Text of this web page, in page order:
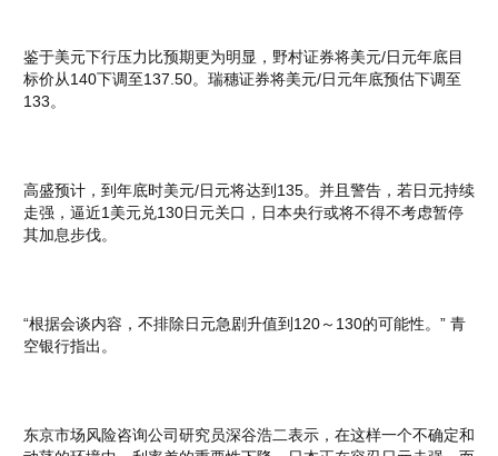
鉴于美元下行压力比预期更为明显，野村证券将美元/日元年底目
标价从140下调至137.50。瑞穗证券将美元/日元年底预估下调至
133。
高盛预计，到年底时美元/日元将达到135。并且警告，若日元持续
走强，逼近1美元兑130日元关口，日本央行或将不得不考虑暂停
其加息步伐。
“根据会谈内容，不排除日元急剧升值到120～130的可能性。” 青
空银行指出。
东京市场风险咨询公司研究员深谷浩二表示，在这样一个不确定和